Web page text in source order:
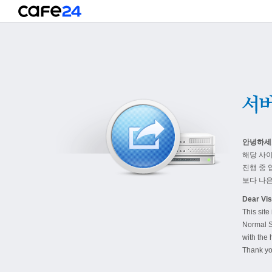
안녕하
해당 사
진행 중
보다 나
Dear
This site
Normal
with the
Thank